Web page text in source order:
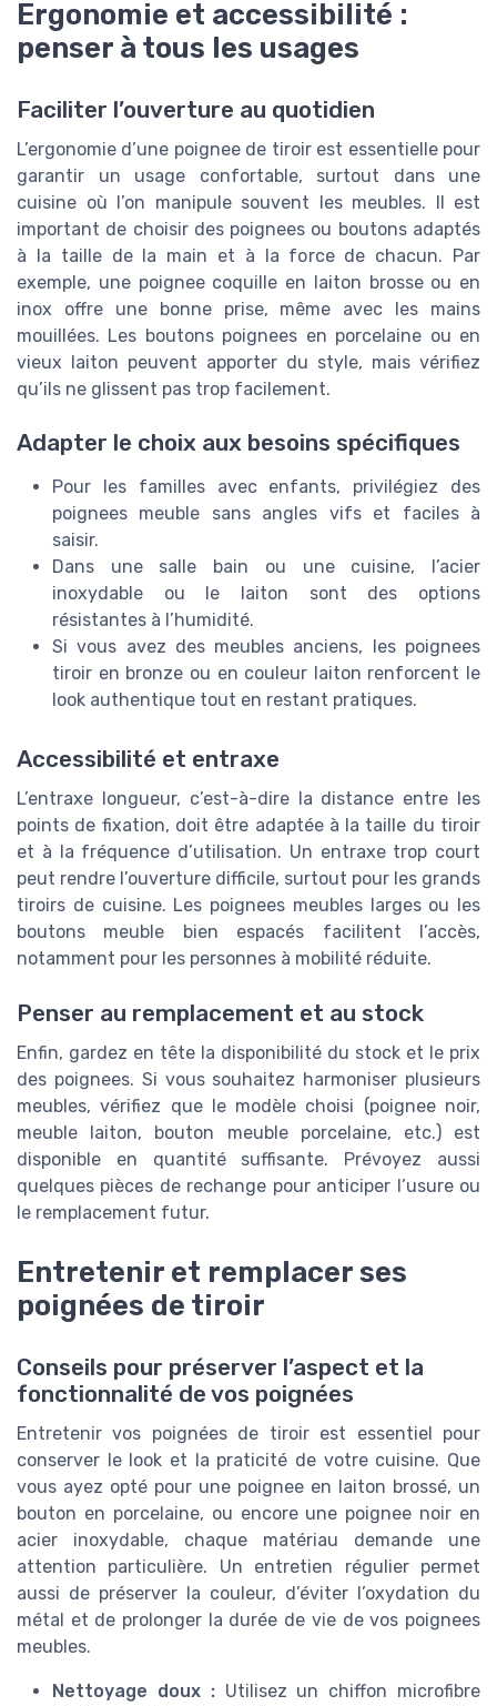
Ergonomie et accessibilité :
penser à tous les usages
Faciliter l’ouverture au quotidien
L’ergonomie d’une poignee de tiroir est essentielle pour
garantir un usage confortable, surtout dans une
cuisine où l’on manipule souvent les meubles. Il est
important de choisir des poignees ou boutons adaptés
à la taille de la main et à la force de chacun. Par
exemple, une poignee coquille en laiton brosse ou en
inox offre une bonne prise, même avec les mains
mouillées. Les boutons poignees en porcelaine ou en
vieux laiton peuvent apporter du style, mais vérifiez
qu’ils ne glissent pas trop facilement.
Adapter le choix aux besoins spécifiques
Pour les familles avec enfants, privilégiez des
poignees meuble sans angles vifs et faciles à
saisir.
Dans une salle bain ou une cuisine, l’acier
inoxydable ou le laiton sont des options
résistantes à l’humidité.
Si vous avez des meubles anciens, les poignees
tiroir en bronze ou en couleur laiton renforcent le
look authentique tout en restant pratiques.
Accessibilité et entraxe
L’entraxe longueur, c’est-à-dire la distance entre les
points de fixation, doit être adaptée à la taille du tiroir
et à la fréquence d’utilisation. Un entraxe trop court
peut rendre l’ouverture difficile, surtout pour les grands
tiroirs de cuisine. Les poignees meubles larges ou les
boutons meuble bien espacés facilitent l’accès,
notamment pour les personnes à mobilité réduite.
Penser au remplacement et au stock
Enfin, gardez en tête la disponibilité du stock et le prix
des poignees. Si vous souhaitez harmoniser plusieurs
meubles, vérifiez que le modèle choisi (poignee noir,
meuble laiton, bouton meuble porcelaine, etc.) est
disponible en quantité suffisante. Prévoyez aussi
quelques pièces de rechange pour anticiper l’usure ou
le remplacement futur.
Entretenir et remplacer ses
poignées de tiroir
Conseils pour préserver l’aspect et la
fonctionnalité de vos poignées
Entretenir vos poignées de tiroir est essentiel pour
conserver le look et la praticité de votre cuisine. Que
vous ayez opté pour une poignee en laiton brossé, un
bouton en porcelaine, ou encore une poignee noir en
acier inoxydable, chaque matériau demande une
attention particulière. Un entretien régulier permet
aussi de préserver la couleur, d’éviter l’oxydation du
métal et de prolonger la durée de vie de vos poignees
meubles.
Nettoyage doux :Utilisez un chiffon microfibre